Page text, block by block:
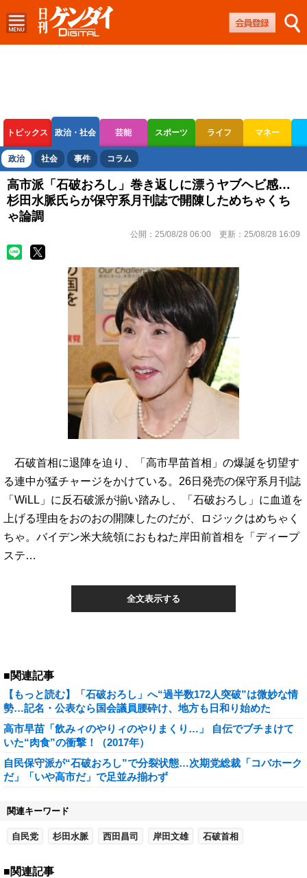
トピックス 政治・社会 芸能 スポーツ ライフ マネー
ボートレース 競輪 オートレース
政治 社会 事件 コラム
高市派「石破おろし」巻き返しに漂うヤブヘビ感…
杉田水脈氏らが保守系月刊誌で開陳しためちゃくち
ゃ論調
公開： 25/08/28 06:00 更新： 25/08/28 16:09
石破首相に退陣を迫り、「高市早苗首相」の爆誕を切望す
る連中が猛チャージをかけている。26日発売の保守系月刊誌
「WiLL」に反石破派が揃い踏みし、「石破おろし」に血道を
上げる理由をおのおの開陳したのだが、ロジックはめちゃく
ちゃ。バイデン米大統領におもねた岸田前首相を「ディープ
ステ…
全文表示する
■関連記事
【もっと読む】「石破おろし」へ“過半数172人突破”は微妙な情
勢…記名・公表なら国会議員腰砕け、地方も日和り始めた
高市早苗「飲みィのやりィのやりまくり…」 自伝でブチまけて
いた“肉食”の衝撃！（2017年）
自民保守派が“石破おろし”で分裂状態…次期党総裁「コバホーク
だ」「いや高市だ」で足並み揃わず
関連キーワード
自民党 杉田水脈 西田昌司 岸田文雄 石破首相
■関連記事